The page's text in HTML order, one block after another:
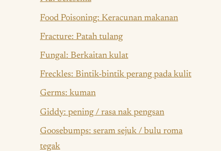
Food Poisoning: Keracunan makanan
Fracture: Patah tulang
Fungal: Berkaitan kulat
Freckles: Bintik-bintik perang pada kulit
Germs: kuman
Giddy: pening / rasa nak pengsan
Goosebumps: seram sejuk / bulu roma
tegak